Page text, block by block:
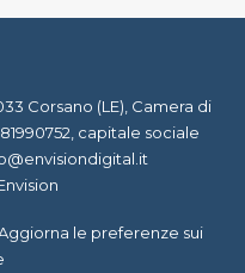
Corsano (LE), Camera di
capitale sociale
le preferenze sui